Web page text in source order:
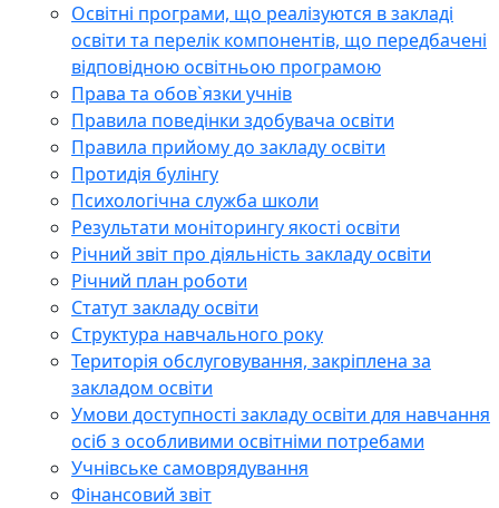
Освітні програми, що реалізуются в закладі
освіти та перелік компонентів, що передбачені
відповідною освітньою програмою
Права та обов`язки учнів
Правила поведінки здобувача освіти
Правила прийому до закладу освіти
Протидія булінгу
Психологічна служба школи
Результати моніторингу якості освіти
Річний звіт про діяльність закладу освіти
Річний план роботи
Статут закладу освіти
Структура навчального року
Територія обслуговування, закріплена за
закладом освіти
Умови доступності закладу освіти для навчання
осіб з особливими освітніми потребами
Учнівське самоврядування
Фінансовий звіт